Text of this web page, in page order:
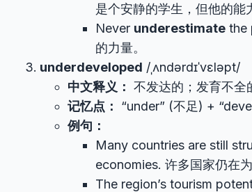
是个安静的学生，但他的能
Never underestimate the
的力量。
underdeveloped /ˌʌndərdɪˈvɛləpt/
中文释义： 不发达的；发育不全
记忆点：
“under” (不足) +
例句：
Many countries are still
economies. 许多国家仍在为
The region’s tourism